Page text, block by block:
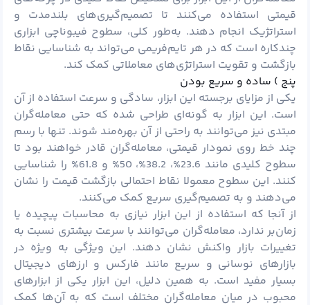
قیمتی استفاده می‌کنند تا تصمیم‌گیری‌های بلندمدت و
استراتژیک انجام دهند. به‌طور کلی، سطوح فیبوناچی ابزاری
چندکاره است که در هر تایم‌فریمی می‌تواند به شناسایی نقاط
بازگشت و تقویت استراتژی‌های معاملاتی کمک کند.
پنج ) ساده و سریع بودن
یکی از مزایای برجسته این ابزار، سادگی و سرعت استفاده از آن
است. این ابزار به گونه‌ای طراحی شده که حتی معامله‌گران
مبتدی نیز می‌توانند به راحتی از آن بهره‌مند شوند. تنها با رسم
چند خط روی نمودار قیمتی، معامله‌گران قادر خواهند بود تا
سطوح کلیدی مانند 23.6%، 38.2%، 50% و 61.8% را شناسایی
کنند. این سطوح معمولا نقاط احتمالی بازگشت قیمت را نشان
می‌دهند و به تصمیم‌گیری سریع کمک می‌کنند.
از آنجا که استفاده از این ابزار نیازی به محاسبات پیچیده یا
زمان‌بر ندارد، معامله‌گران می‌توانند با سرعت بیشتری نسبت به
تغییرات بازار واکنش نشان دهند. این ویژگی به ویژه در
بازارهای نوسانی و سریع مانند فارکس و ارزهای دیجیتال
بسیار مفید است. به همین دلیل، این ابزار یکی از ابزارهای
محبوب در میان معامله‌گران مختلف است که به آن‌ها کمک